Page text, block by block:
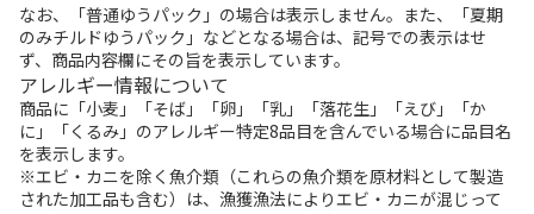
なお、「普通ゆうパック」の場合は表示しません。また、「夏期
のみチルドゆうパック」などとなる場合は、記号での表示はせ
ず、商品内容欄にその旨を表示しています。
アレルギー情報について
商品に「小麦」「そば」「卵」「乳」「落花生」「えび」「か
に」「くるみ」のアレルギー特定8品目を含んでいる場合に品目名
を表示します。
※エビ・カニを除く魚介類（これらの魚介類を原材料として製造
された加工品も含む）は、漁獲漁法によりエビ・カニが混じって